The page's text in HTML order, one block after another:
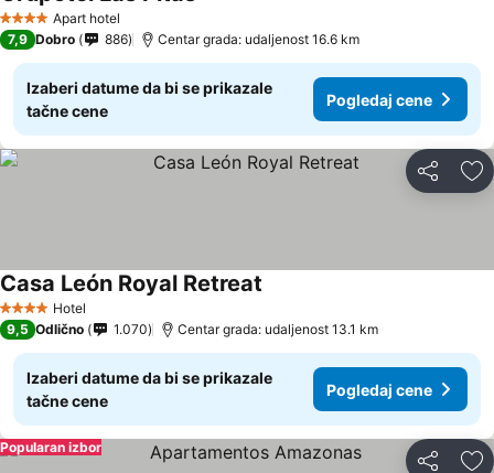
4 ZvezdiceApart hotel
7,9 Dobro 886 Centar grada: udaljenost 16.6 km
Izaberi datume da bi se prikazale
tačne cene
Pogledaj cene
Deli
4 ZvezdiceHotel
Casa León Royal Retreat
9,5 Odlično 1.070 Centar grada: udaljenost 13.1 km
Izaberi datume da bi se prikazale
tačne cene
Pogledaj cene
Popularan izbor